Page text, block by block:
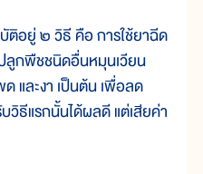
ติอยู่ ๒ วิธี คือ การใช้ยาฉีด
ลูกพืชชนิดอื่นหมุนเวียน
และงา เป็นต้น เพื่อลด
ธีแรกนั้นได้ผลดี แต่เสียค่า